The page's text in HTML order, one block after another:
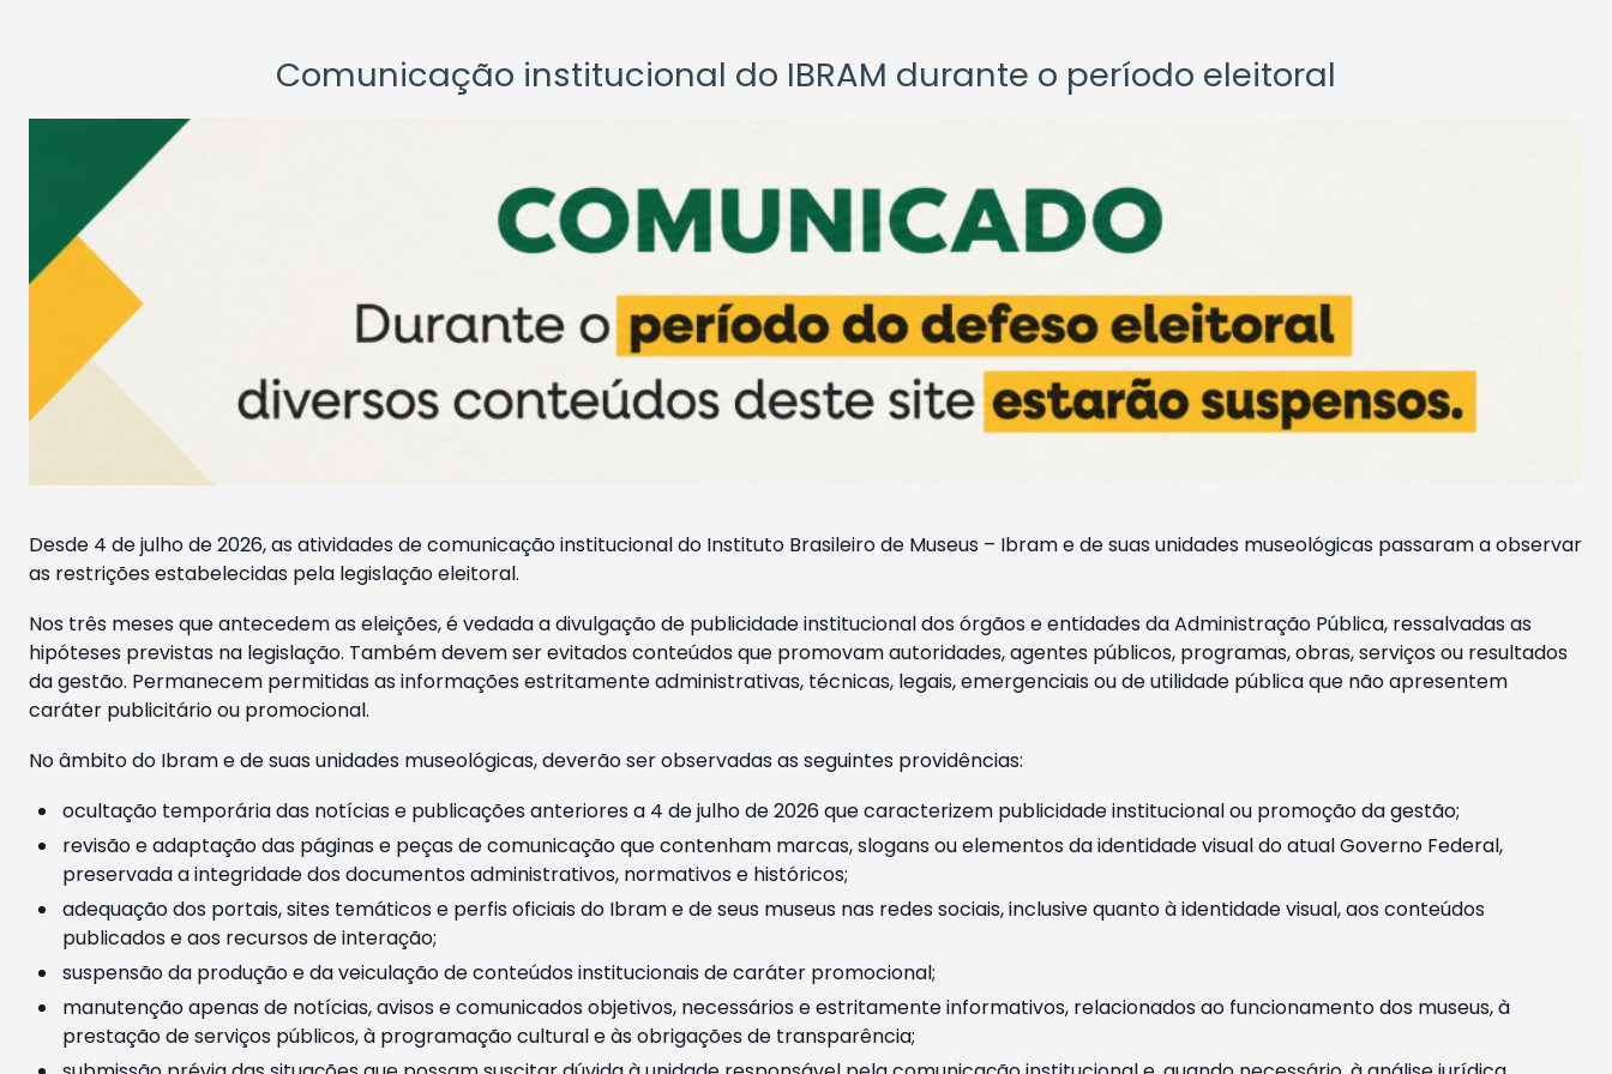
Comunicação institucional do IBRAM durante o período eleitoral
Desde 4 de julho de 2026, as atividades de comunicação institucional do Instituto Brasileiro de Museus – Ibram e de suas unidades museológicas passaram a observar
as restrições estabelecidas pela legislação eleitoral.
Nos três meses que antecedem as eleições, é vedada a divulgação de publicidade institucional dos órgãos e entidades da Administração Pública, ressalvadas as
hipóteses previstas na legislação. Também devem ser evitados conteúdos que promovam autoridades, agentes públicos, programas, obras, serviços ou resultados
da gestão. Permanecem permitidas as informações estritamente administrativas, técnicas, legais, emergenciais ou de utilidade pública que não apresentem
caráter publicitário ou promocional.
No âmbito do Ibram e de suas unidades museológicas, deverão ser observadas as seguintes providências:
ocultação temporária das notícias e publicações anteriores a 4 de julho de 2026 que caracterizem publicidade institucional ou promoção da gestão;
revisão e adaptação das páginas e peças de comunicação que contenham marcas, slogans ou elementos da identidade visual do atual Governo Federal,
preservada a integridade dos documentos administrativos, normativos e históricos;
adequação dos portais, sites temáticos e perfis oficiais do Ibram e de seus museus nas redes sociais, inclusive quanto à identidade visual, aos conteúdos
publicados e aos recursos de interação;
suspensão da produção e da veiculação de conteúdos institucionais de caráter promocional;
manutenção apenas de notícias, avisos e comunicados objetivos, necessários e estritamente informativos, relacionados ao funcionamento dos museus, à
prestação de serviços públicos, à programação cultural e às obrigações de transparência;